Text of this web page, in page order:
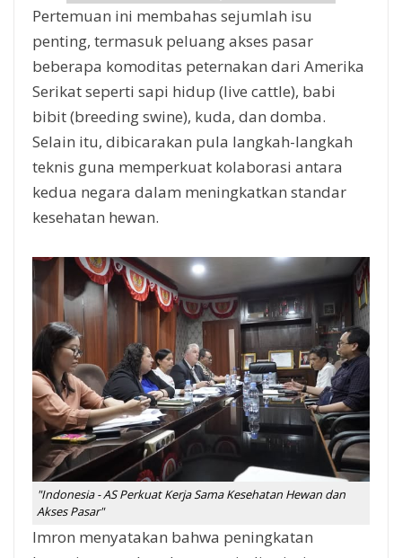
Pertemuan ini membahas sejumlah isu
penting, termasuk peluang akses pasar
beberapa komoditas peternakan dari Amerika
Serikat seperti sapi hidup (live cattle), babi
bibit (breeding swine), kuda, dan domba.
Selain itu, dibicarakan pula langkah-langkah
teknis guna memperkuat kolaborasi antara
kedua negara dalam meningkatkan standar
kesehatan hewan.
"Indonesia - AS Perkuat Kerja Sama Kesehatan Hewan dan
Akses Pasar"
Imron menyatakan bahwa peningkatan